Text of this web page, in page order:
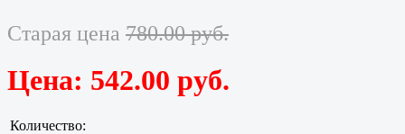
Старая цена 780.00 руб.
Цена: 542.00 руб.
Количество: